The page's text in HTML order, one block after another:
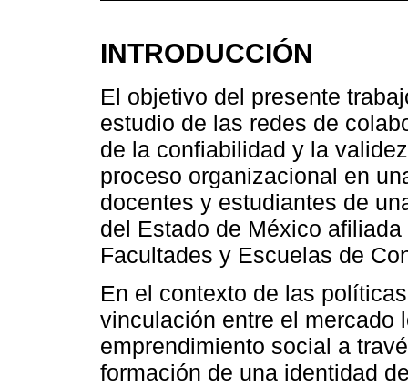
INTRODUCCIÓN
El objetivo del presente
estudio de las redes de
de la confiabilidad y la
proceso organizacional en
docentes y estudiantes de
del Estado de México
Facultades y Escuelas de
En el contexto de las
vinculación entre el mercado
emprendimiento social a
formación de una identidad